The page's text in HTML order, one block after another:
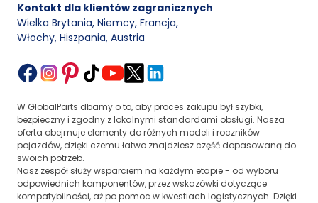
Kontakt dla klientów zagranicznych
Wielka Brytania, Niemcy, Francja,
Włochy, Hiszpania, Austria
W GlobalParts dbamy o to, aby proces zakupu był szybki,
bezpieczny i zgodny z lokalnymi standardami obsługi. Nasza
oferta obejmuje elementy do różnych modeli i roczników
pojazdów, dzięki czemu łatwo znajdziesz część dopasowaną do
swoich potrzeb.
Nasz zespół służy wsparciem na każdym etapie - od wyboru
odpowiednich komponentów, przez wskazówki dotyczące
kompatybilności, aż po pomoc w kwestiach logistycznych. Dzięki